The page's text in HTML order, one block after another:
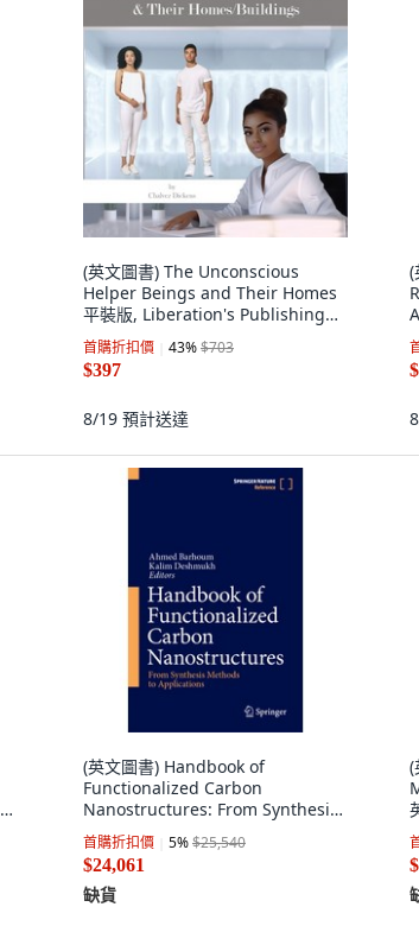
(英文圖書) The Unconscious
Helper Beings and Their Homes
平裝版, Liberation's Publishing
LLC, 英文
首購折扣價 43%$703
$397
8/19 預計送達
(
(英文圖書) Handbook of
Functionalized Carbon
Nanostructures: From Synthesis
Methods to Applications 精裝版,
Springer, 英文
首購折扣價 5%$25,540
$24,061
缺貨
(